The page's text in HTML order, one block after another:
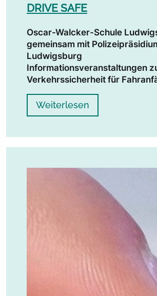
DRIVE SAFE
Oscar-Walcker-Schule
gemeinsam mit
Ludwigsburg
Informationsveranstaltungen
Verkehrssicherheit für
Weiterlesen